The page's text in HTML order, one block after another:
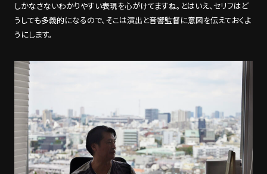
しかなさないわかりやすい表現を心がけてますね。とはいえ、セリフはど
うしても多義的になるので、そこは演出と音響監督に意図を伝えておくよ
うにします。